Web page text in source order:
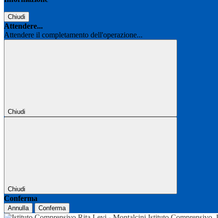
Chiudi
Attendere...
Attendere il completamento dell'operazione...
Chiudi
Chiudi
Conferma
Annulla Conferma